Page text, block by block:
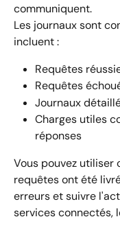
communiquent.
Les journaux sont
incluent :
Requêtes
Requêtes
Journaux
Charges utiles
réponses
Vous pouvez utiliser
requêtes ont été
erreurs et suivre
services connectés,